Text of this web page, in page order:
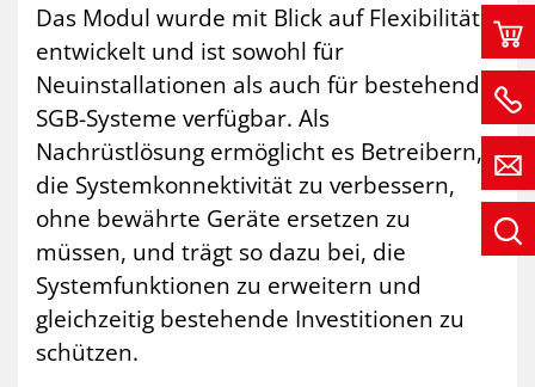
Das Modul wurde mit Blick auf Flexibilität
entwickelt und ist sowohl für
Neuinstallationen als auch für bestehende
SGB-Systeme verfügbar. Als
Nachrüstlösung ermöglicht es Betreibern,
die Systemkonnektivität zu verbessern,
ohne bewährte Geräte ersetzen zu
müssen, und trägt so dazu bei, die
Systemfunktionen zu erweitern und
gleichzeitig bestehende Investitionen zu
schützen.